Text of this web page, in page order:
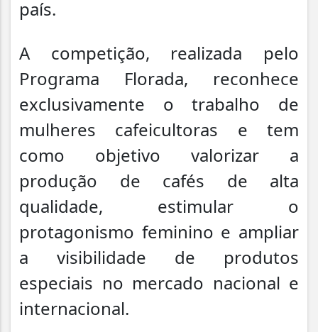
país.
A competição, realizada pelo
Programa Florada, reconhece
exclusivamente o trabalho de
mulheres cafeicultoras e tem
como objetivo valorizar a
produção de cafés de alta
qualidade, estimular o
protagonismo feminino e ampliar
a visibilidade de produtos
especiais no mercado nacional e
internacional.